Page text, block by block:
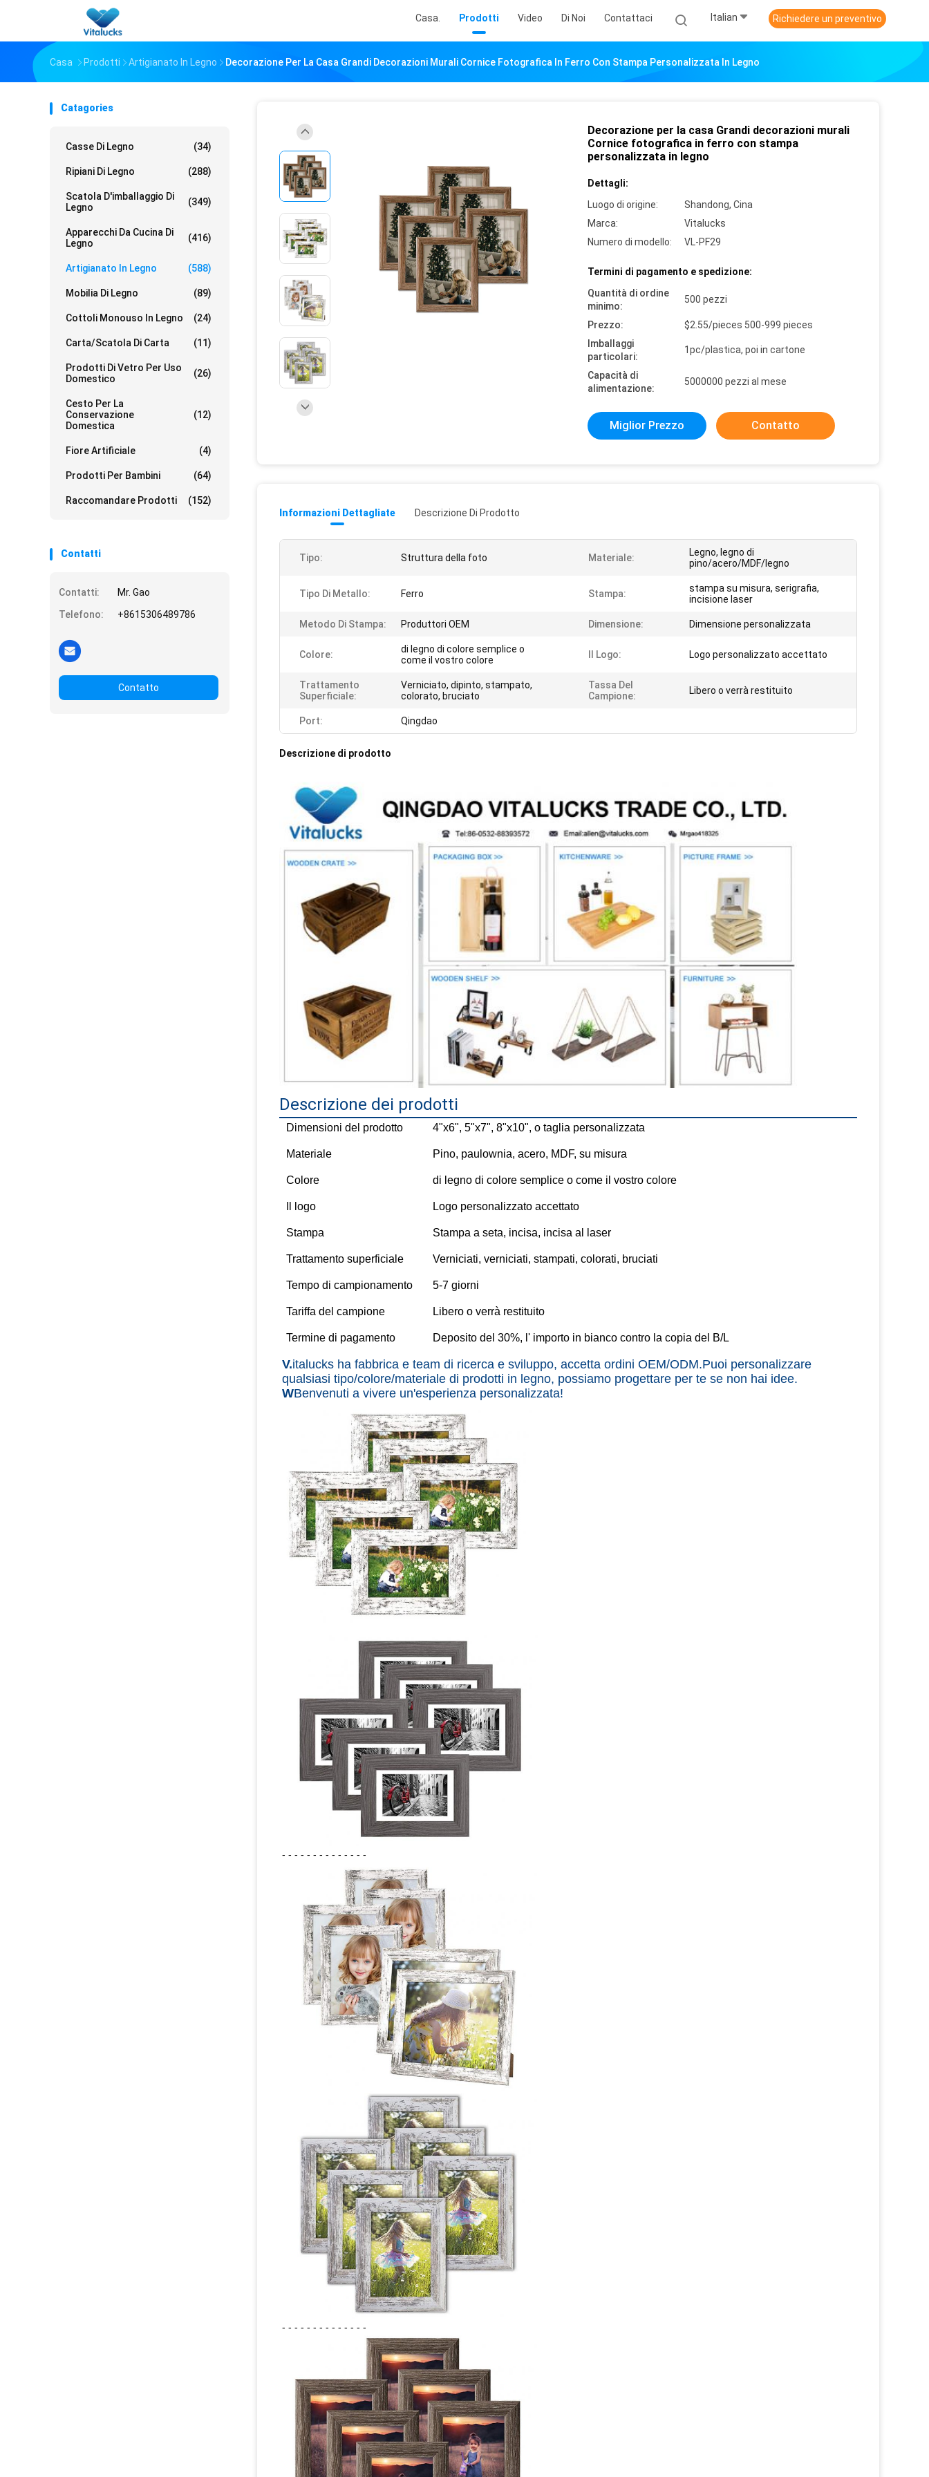
Casa. Prodotti Video Di Noi Contattaci Italian Richiedere un preventivo
Casa Prodotti Artigianato In Legno Decorazione Per La Casa Grandi Decorazioni Murali Cornice Fotografica In Ferro Con Stampa Personalizzata In Legno
Catagories
Casse Di Legno (34)
Ripiani Di Legno (288)
Scatola D'imballaggio Di
Legno
(349)
Apparecchi Da Cucina Di
Legno
(416)
Artigianato In Legno (588)
Mobilia Di Legno (89)
Cottoli Monouso In Legno (24)
Carta/scatola Di Carta (11)
Prodotti Di Vetro Per Uso
Domestico
(26)
Cesto Per La
Conservazione
Domestica
(12)
Fiore Artificiale (4)
Prodotti Per Bambini (64)
Raccomandare Prodotti (152)
Contatti
Contatti:
Mr. Gao
Telefono:
+8615306489786
Contatto
Decorazione per la casa Grandi decorazioni murali
Cornice fotografica in ferro con stampa
personalizzata in legno
Dettagli:
Luogo di origine:
Shandong, Cina
Marca:
Vitalucks
Numero di modello:
VL-PF29
Termini di pagamento e spedizione:
Quantità di ordine
minimo:
500 pezzi
Prezzo:
$2.55/pieces 500-999 pieces
Imballaggi
particolari:
1pc/plastica, poi in cartone
Capacità di
alimentazione:
5000000 pezzi al mese
Miglior Prezzo Contatto
Informazioni Dettagliate Descrizione Di Prodotto
Tipo: Struttura della foto Materiale:
Legno, legno di
pino/acero/MDF/legno
Tipo Di Metallo: Ferro Stampa:
stampa su misura, serigrafia,
incisione laser
Metodo Di Stampa: Produttori OEM Dimensione: Dimensione personalizzata
Colore:
di legno di colore semplice o
come il vostro colore
Il Logo: Logo personalizzato accettato
Trattamento
Superficiale:
Verniciato, dipinto, stampato,
colorato, bruciato
Tassa Del
Campione:
Libero o verrà restituito
Port: Qingdao
Descrizione di prodotto
Descrizione dei prodotti
Dimensioni del prodotto 4"x6", 5"x7", 8"x10", o taglia personalizzata
Materiale Pino, paulownia, acero, MDF, su misura
Colore di legno di colore semplice o come il vostro colore
Il logo Logo personalizzato accettato
Stampa Stampa a seta, incisa, incisa al laser
Trattamento superficiale Verniciati, verniciati, stampati, colorati, bruciati
Tempo di campionamento 5-7 giorni
Tariffa del campione Libero o verrà restituito
Termine di pagamento Deposito del 30%, l' importo in bianco contro la copia del B/L
V.italucks ha fabbrica e team di ricerca e sviluppo, accetta ordini OEM/ODM.Puoi personalizzare
qualsiasi tipo/colore/materiale di prodotti in legno, possiamo progettare per te se non hai idee.
WBenvenuti a vivere un'esperienza personalizzata!
- - - - - - - - - - - - - -
- - - - - - - - - - - - - -